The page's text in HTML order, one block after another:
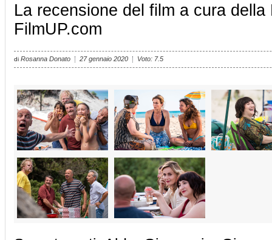
La recensione del film a cura della
FilmUP.com
di Rosanna Donato 27 gennaio 2020 Voto: 7.5